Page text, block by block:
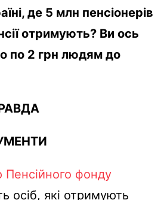
де 5 млн пенсіонерів
отримують? Ви ось
по 2 грн людям до
Пенсійного фонду
осіб, які отримують